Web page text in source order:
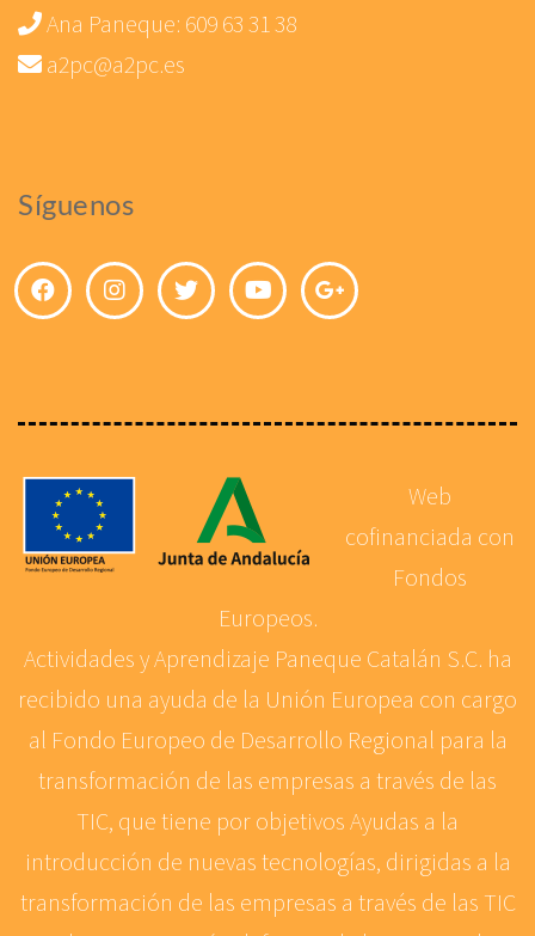
Ana Paneque: 609 63 31 38
a2pc@a2pc.es
Síguenos
Web
cofinanciada con
Fondos
Europeos.
Actividades y Aprendizaje Paneque Catalán S.C. ha
recibido una ayuda de la Unión Europea con cargo
al Fondo Europeo de Desarrollo Regional para la
transformación de las empresas a través de las
TIC, que tiene por objetivos Ayudas a la
introducción de nuevas tecnologías, dirigidas a la
transformación de las empresas a través de las TIC